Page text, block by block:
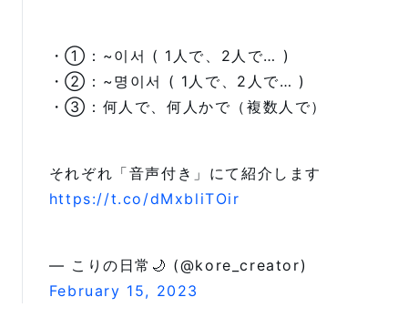
・①：~이서 ( 1人で、2人で… )
・②：~명이서 ( 1人で、2人で… )
・③：何人で、何人かで（複数人で）
それぞれ「音声付き」にて紹介します
https://t.co/dMxbliTOir
— こりの日常🌙 (@kore_creator)
February 15, 2023